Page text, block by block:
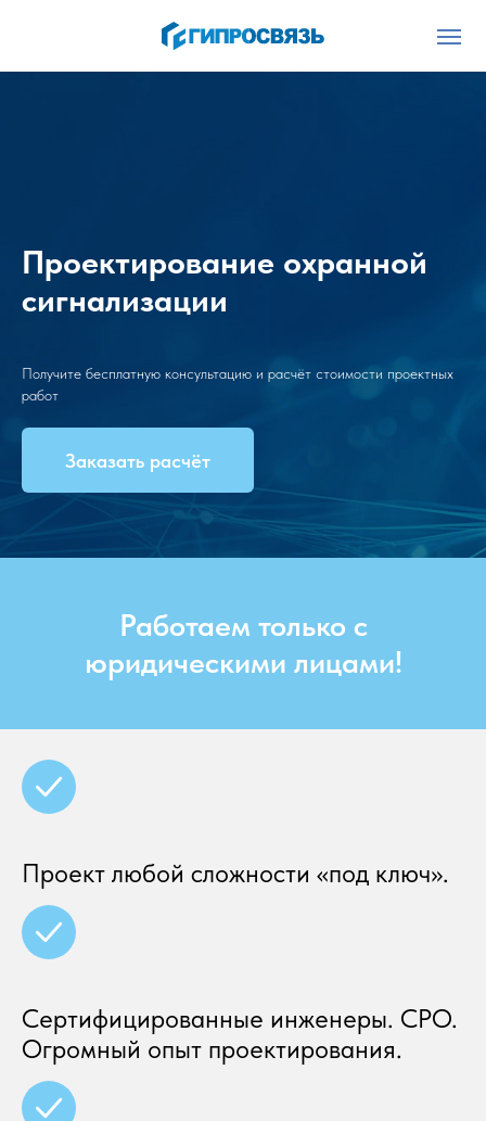
Проектирование охранной
сигнализации
Получите бесплатную консультацию и расчёт стоимости проектных
работ
Заказать расчёт
Работаем только с
юридическими лицами!
Проект любой сложности «под ключ».
Сертифицированные инженеры. СРО.
Огромный опыт проектирования.